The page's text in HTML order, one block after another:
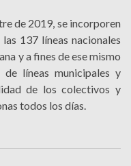
de 2019, se incorporen
137 líneas nacionales
y a fines de ese mismo
líneas municipales y
de los colectivos y
todos los días.